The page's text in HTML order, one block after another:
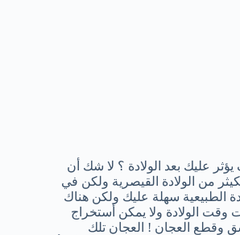
عليك بعد الولادة ؟ لا شك أن
من الولادة القيصرية ولكن في
الطبيعية سهلة عليك ولكن هناك
وقت الولادة ولا يمكن أستخراج
وقطع العجان ! العجان تلك